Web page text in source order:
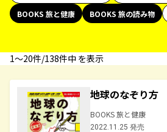
BOOKS 旅と健康
BOOKS 旅の読み物
1〜20件/138件中 を表示
地球のなぞり
BOOKS 旅と健康
2022.11.25 発売